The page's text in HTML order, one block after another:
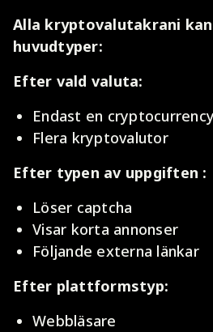
Alla kryptovalutakrani
huvudtyper:
Efter vald valuta:
Endast en cryptocurrency
Flera kryptovalutor
Efter typen avuppgiften :
Löser captcha
Visar korta annonser
Följande externa länkar
Efter plattformstyp:
Webbläsare